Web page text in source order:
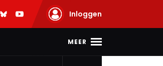
Inloggen
MEER